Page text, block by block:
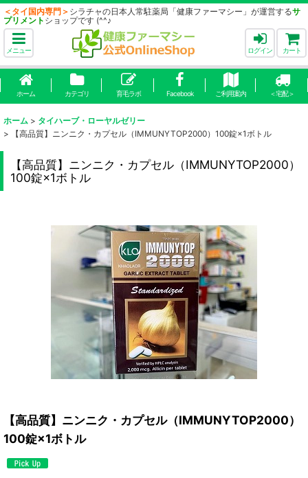
＜タイ国内専門＞ シラチャの日本人常駐薬局「健康ファーマシー」が運営するサ
プリメント ショップです (^^♪
メニュー ログイン カート
ホーム カテゴリ 育毛ラボ Facebook ご利用案内 ＜宅配＞
ホーム > タイハーブ・ローヤルゼリー
>
【高品質】ニンニク・カプセル（IMMUNYTOP2000）100錠×1ボトル
【高品質】ニンニク・カプセル（IMMUNYTOP2000）
100錠×1ボトル
【高品質】ニンニク・カプセル（IMMUNYTOP2000）
100錠×1ボトル